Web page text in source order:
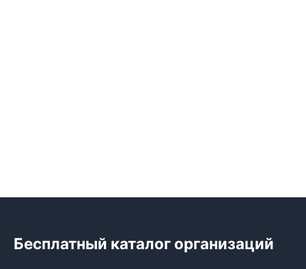
Бесплатный каталог организаций